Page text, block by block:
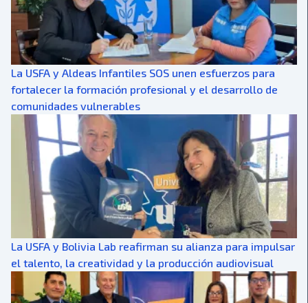
La USFA y Aldeas Infantiles SOS unen esfuerzos para
fortalecer la formación profesional y el desarrollo de
comunidades vulnerables
La USFA y Bolivia Lab reafirman su alianza para impulsar
el talento, la creatividad y la producción audiovisual